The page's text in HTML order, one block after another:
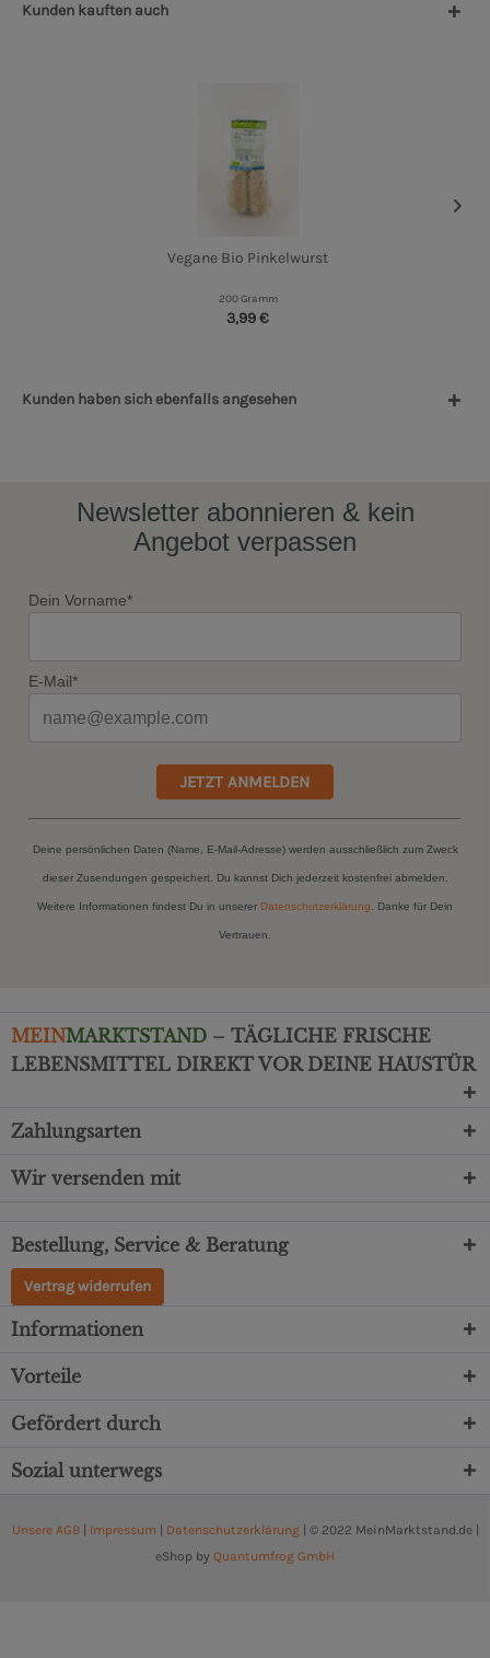
Kunden kauften auch
Vegane Bio Pinkelwurst
200 Gramm
3,99 €
Kunden haben sich ebenfalls angesehen
Newsletter abonnieren & kein
Angebot verpassen
Dein Vorname*
E-Mail*
JETZT ANMELDEN
Deine persönlichen Daten (Name, E-Mail-Adresse) werden ausschließlich zum Zweck
dieser Zusendungen gespeichert. Du kannst Dich jederzeit kostenfrei abmelden.
Weitere Informationen findest Du in unserer Datenschutzerklärung . Danke für Dein
Vertrauen.
MEINMARKTSTAND – TÄGLICHE FRISCHE
LEBENSMITTEL DIREKT VOR DEINE HAUSTÜR
Zahlungsarten
Wir versenden mit
Bestellung, Service & Beratung
Vertrag widerrufen
Informationen
Vorteile
Gefördert durch
Sozial unterwegs
Unsere AGB| Impressum Datenschutzerklärung| © 2022 MeinMarktstand.de |
eShop by Quantumfrog GmbH